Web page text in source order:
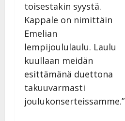
toisestakin syystä.
Kappale on nimittäin
Emelian
lempijoululaulu. Laulu
kuullaan meidän
esittämänä duettona
takuuvarmasti
joulukonserteissamme.”